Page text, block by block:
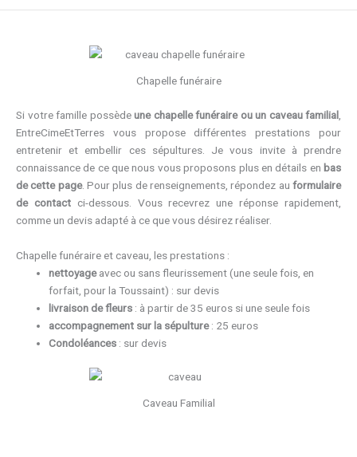
Chapelle funéraire
Si votre famille possèdeune chapelle funéraire ou un caveau familial
EntreCimeEtTerres vous propose différentes prestations pour
entretenir et embellir ces sépultures. Je vous invite à prendre
connaissance de ce que nous vous proposons plus en détails en bas
de cette page. Pour plus de renseignements, répondez au formulaire
de contactci-dessous. Vous recevrez une réponse rapidement,
comme un devis adapté à ce que vous désirez réaliser.
Chapelle funéraire et caveau, les prestations :
nettoyageavec ou sans fleurissement (une seule fois, en
forfait, pour la Toussaint) : sur devis
livraison de fleurs : à partir de 35 euros si une seule fois
accompagnement sur la sépulture: 25 euros
Condoléances : sur devis
Caveau Familial